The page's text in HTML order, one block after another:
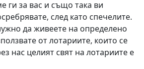
ги за вас и също така ви
след като спечелите.
да живеете на определено
от лотариите, които се
нас целият свят на лотариите е